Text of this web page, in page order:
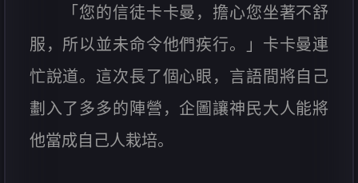
「您的信徒卡卡曼，擔心您坐著不舒
服，所以並未命令他們疾行。」卡卡曼連
忙說道。這次長了個心眼，言語間將自己
劃入了多多的陣營，企圖讓神民大人能將
他當成自己人栽培。